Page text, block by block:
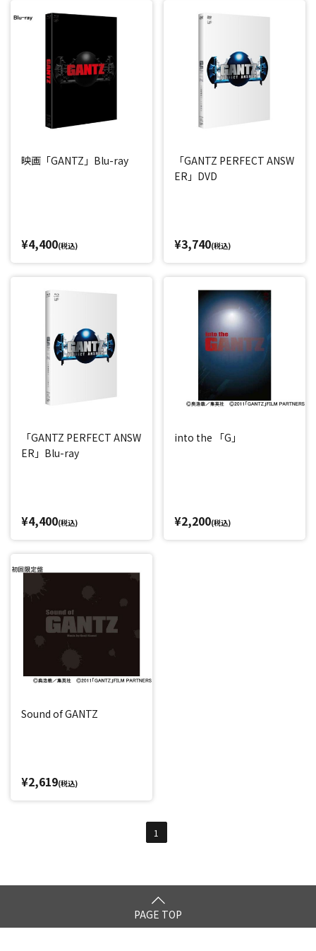
映画「GANTZ」Blu-ray
¥4,400(税込)
「GANTZ PERFECT ANSW
ER」DVD
¥3,740(税込)
「GANTZ PERFECT ANSW
ER」Blu-ray
¥4,400(税込)
into the 「G」
¥2,200(税込)
Sound of GANTZ
¥2,619(税込)
1
PAGE TOP